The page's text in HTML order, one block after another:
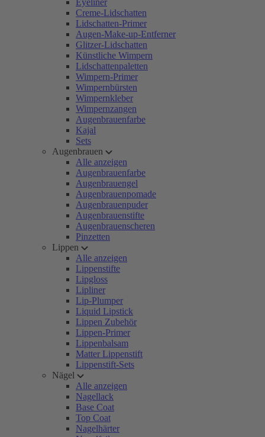
Eyeliner
Creme-Lidschatten
Lidschatten-Primer
Augen-Make-up-Entferner
Glitzer-Lidschatten
Künstliche Wimpern
Lidschattenpaletten
Wimpern-Primer
Wimpernbürsten
Wimpernkleber
Wimpernzangen
Augenbrauenfarbe
Kajal
Sets
Augenbrauen
Alle anzeigen
Augenbrauenfarbe
Augenbrauengel
Augenbrauenpomade
Augenbrauenpuder
Augenbrauenstifte
Augenbrauenscheren
Pinzetten
Lippen
Alle anzeigen
Lippenstifte
Lipgloss
Lipliner
Lip-Plumper
Liquid Lipstick
Lippen Zubehör
Lippen-Primer
Lippenbalsam
Matter Lippenstift
Lippenstift-Sets
Nägel
Alle anzeigen
Nagellack
Base Coat
Top Coat
Nagelhärter